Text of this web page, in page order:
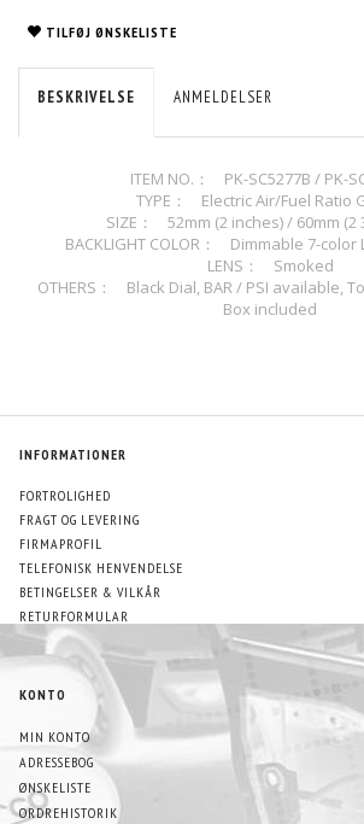
TILFØJ ØNSKELISTE
BESKRIVELSE ANMELDELSER
ITEM NO.： PK-SC5277B / PK-
TYPE： Electric Air/Fuel Ratio
SIZE： 52mm (2 inches) / 60mm (2
BACKLIGHT COLOR： Dimmable 7-color
LENS： Smoked
OTHERS： Black Dial, BAR / PSI available,
Box included
INFORMATIONER
FORTROLIGHED
FRAGT OG LEVERING
FIRMAPROFIL
TELEFONISK HENVENDELSE
BETINGELSER & VILKÅR
RETURFORMULAR
KONTO
MIN KONTO
ADRESSEBOG
ØNSKELISTE
ORDREHISTORIK